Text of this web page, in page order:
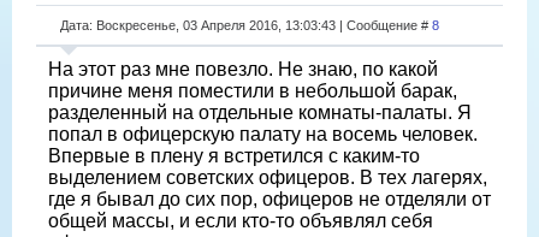
Дата: Воскресенье, 03 Апреля 2016, 13:03:43 | Сообщение # 8
На этот раз мне повезло. Не знаю, по какой
причине меня поместили в небольшой барак,
разделенный на отдельные комнаты-палаты. Я
попал в офицерскую палату на восемь человек.
Впервые в плену я встретился с каким-то
выделением советских офицеров. В тех лагерях,
где я бывал до сих пор, офицеров не отделяли от
общей массы, и если кто-то объявлял себя